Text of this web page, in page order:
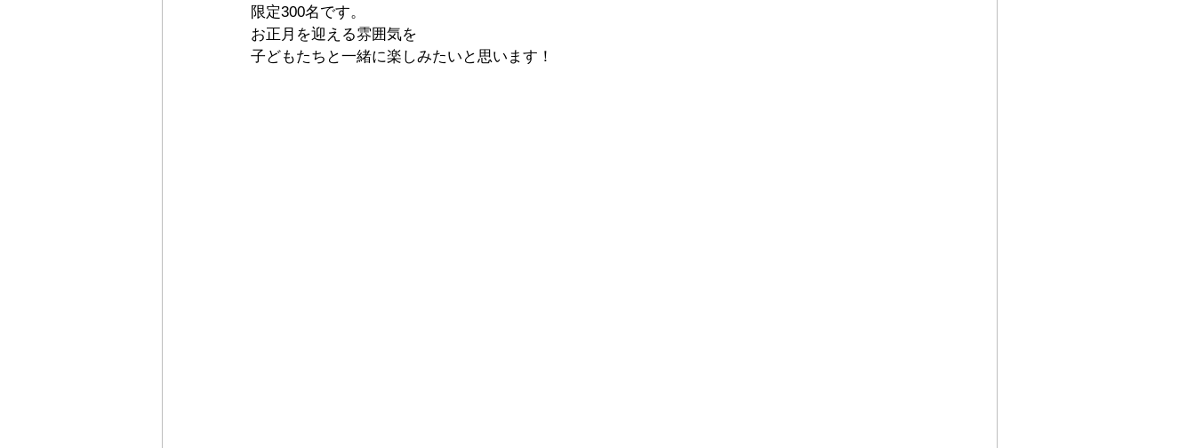
限定300名です。
お正月を迎える雰囲気を
子どもたちと一緒に楽しみたいと思います！